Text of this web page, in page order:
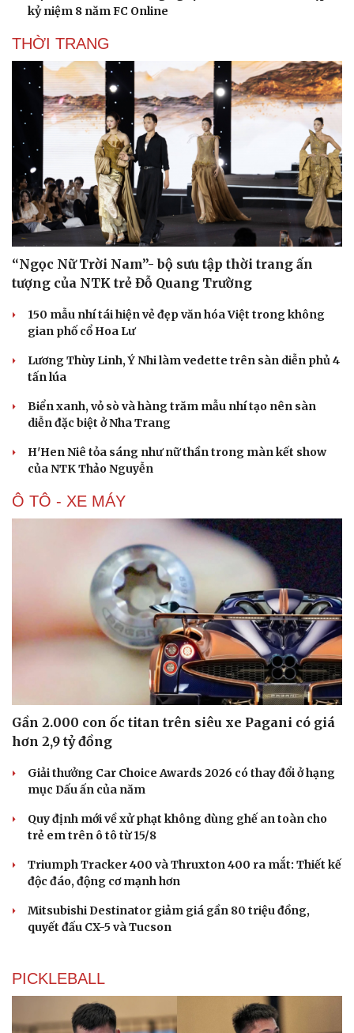
Podcast
Câu chuyện thời sự
Đọc truyện đêm khuya
Cửa sổ tình yêu
Kể chuyện cho bé
Hạt giống tâm hồn
kỷ niệm 8 năm FC Online
THỜI TRANG
“Ngọc Nữ Trời Nam”- bộ sưu tập thời trang ấn
tượng của NTK trẻ Đỗ Quang Trường
150 mẫu nhí tái hiện vẻ đẹp văn hóa Việt trong không
gian phố cổ Hoa Lư
Lương Thùy Linh, Ý Nhi làm vedette trên sàn diễn phủ 4
tấn lúa
Biển xanh, vỏ sò và hàng trăm mẫu nhí tạo nên sàn
diễn đặc biệt ở Nha Trang
H'Hen Niê tỏa sáng như nữ thần trong màn kết show
của NTK Thảo Nguyễn
Ô TÔ - XE MÁY
Gần 2.000 con ốc titan trên siêu xe Pagani có giá
hơn 2,9 tỷ đồng
Giải thưởng Car Choice Awards 2026 có thay đổi ở hạng
mục Dấu ấn của năm
Quy định mới về xử phạt không dùng ghế an toàn cho
trẻ em trên ô tô từ 15/8
Triumph Tracker 400 và Thruxton 400 ra mắt: Thiết kế
độc đáo, động cơ mạnh hơn
Mitsubishi Destinator giảm giá gần 80 triệu đồng,
quyết đấu CX-5 và Tucson
PICKLEBALL